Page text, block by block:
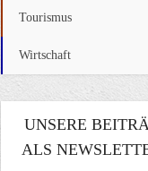
Tourismus
Wirtschaft
UNSERE
ALS